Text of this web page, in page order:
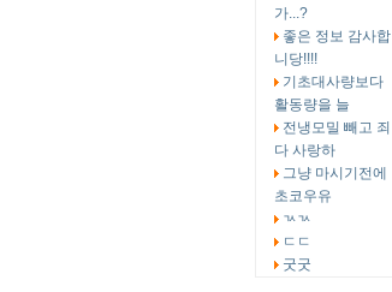
가...?
좋은 정보 감사합
니당!!!!
기초대사량보다
활동량을 늘
전냉모밀 빼고 죄
다 사랑하
그냥 마시기전에
초코우유
ㄳㄳ
ㄷㄷ
굿굿